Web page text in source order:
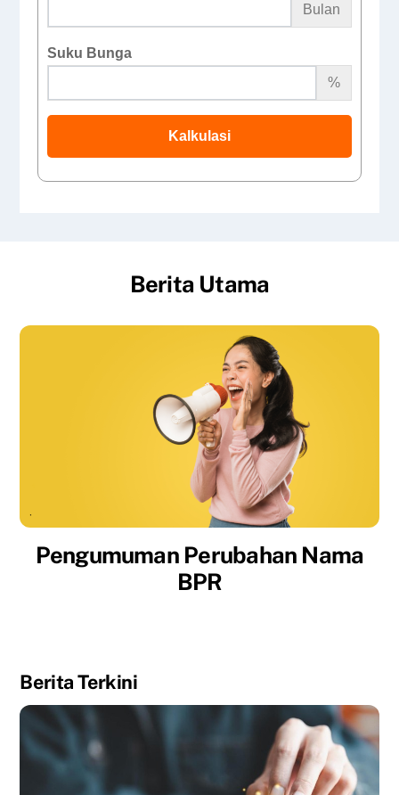
Bulan
Suku Bunga
%
Kalkulasi
Berita Utama
Pengumuman Perubahan Nama
BPR
Berita Terkini